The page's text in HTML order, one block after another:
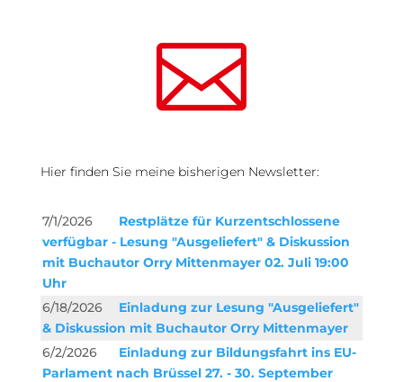

Hier finden Sie meine bisherigen Newsletter:
7/1/2026
Restplätze für Kurzentschlossene
verfügbar - Lesung "Ausgeliefert" & Diskussion
mit Buchautor Orry Mittenmayer 02. Juli 19:00
Uhr
6/18/2026
Einladung zur Lesung "Ausgeliefert"
& Diskussion mit Buchautor Orry Mittenmayer
6/2/2026
Einladung zur Bildungsfahrt ins EU-
Parlament nach Brüssel 27. - 30. September